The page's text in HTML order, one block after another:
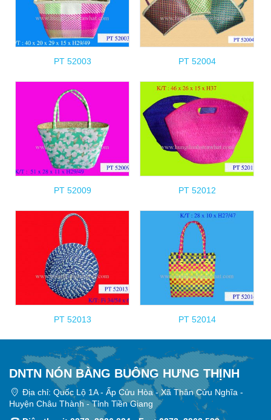
PT 52003 PT 52004
PT 52009 PT 52012
PT 52013 PT 52014
DNTN NÓN BÀNG BUÔNG HƯNG THỊNH
Địa chỉ: Quốc Lộ 1A - Ấp Cửu Hòa - Xã Thân Cửu Nghĩa -
Huyện Châu Thành - Tỉnh Tiền Giang